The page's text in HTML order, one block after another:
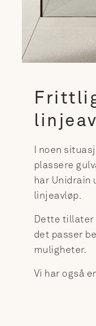
I noen
plassere
har
linjeavløp.
Dette
det passer
muligheter.
Vi har også